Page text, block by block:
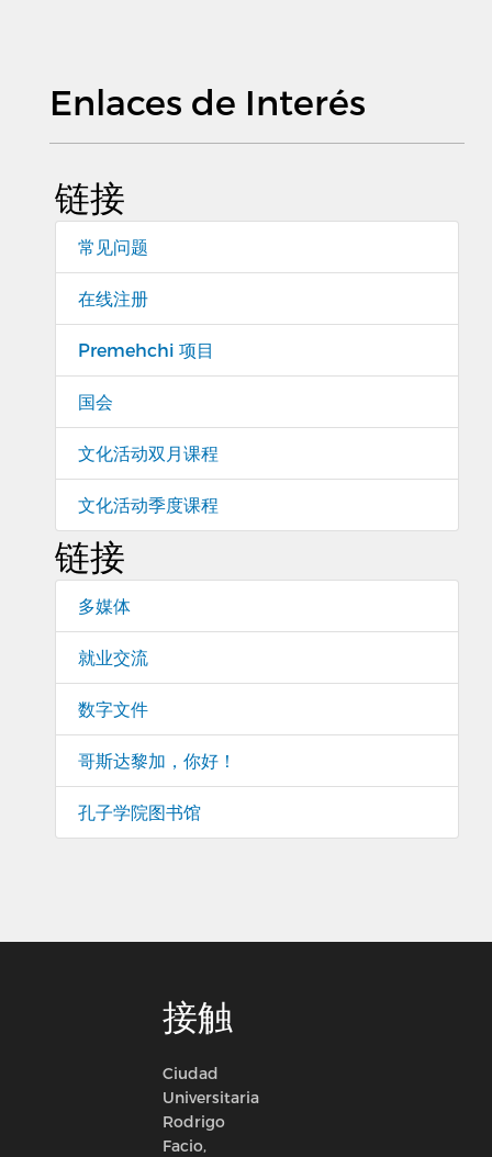
Enlaces de Interés
链接
常见问题
在线注册
Premehchi 项目
国会
文化活动双月课程
文化活动季度课程
链接
多媒体
就业交流
数字文件
哥斯达黎加，你好！
孔子学院图书馆
接触
Ciudad
Universitaria
Rodrigo
Facio,